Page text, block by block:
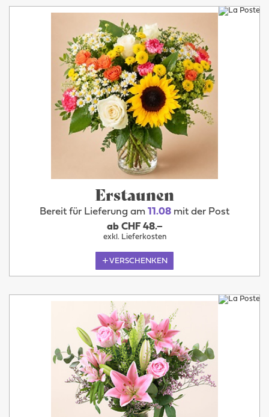
Erstaunen
Bereit für Lieferung am 11.08 mit der Post
ab CHF 48.–
exkl. Lieferkosten
VERSCHENKEN